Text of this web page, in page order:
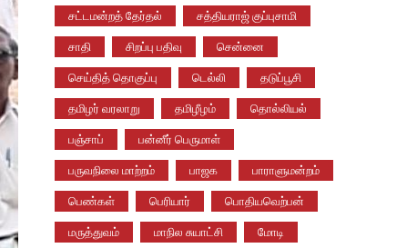
சட்டமன்றத் தேர்தல் சத்தியராஜ் குப்புசாமி
சாதி சிறப்பு பதிவு சென்னை
செய்தித் தொகுப்பு டெல்லி தடுப்பூசி
தமிழர் வரலாறு தமிழீழம் தொல்லியல்
பஞ்சாப் பன்னீர் பெருமாள்
பருவநிலை மாற்றம் பாஜக பாராளுமன்றம்
பெண்கள் பெரியார் பொதியவெற்பன்
மருத்துவம் மாநில சுயாட்சி மோடி